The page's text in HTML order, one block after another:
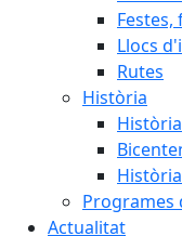
Llocs
Rutes
Història
Història
Programes
Actualitat